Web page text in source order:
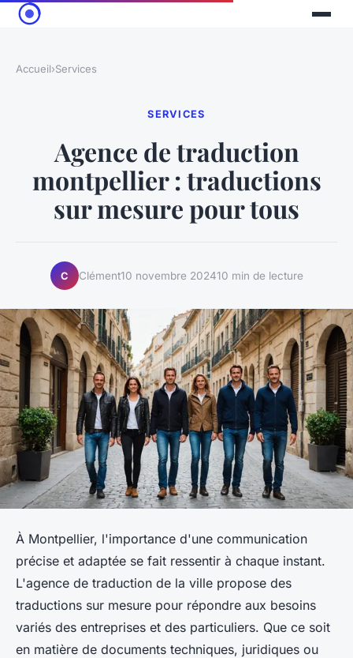
Accueil›Services
SERVICES
Agence de traduction
montpellier : traductions
sur mesure pour tous
C Clément10 novembre 202410 min de lecture
À Montpellier, l'importance d'une communication
précise et adaptée se fait ressentir à chaque instant.
L'agence de traduction de la ville propose des
traductions sur mesure pour répondre aux besoins
variés des entreprises et des particuliers. Que ce soit
en matière de documents techniques, juridiques ou